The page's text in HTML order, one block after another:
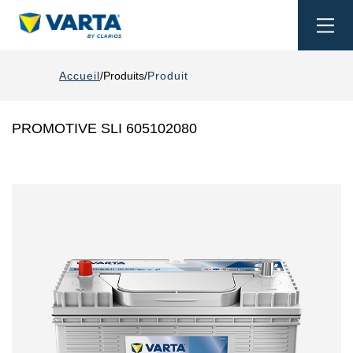
Accueil Produits Produit
PROMOTIVE SLI 605102080